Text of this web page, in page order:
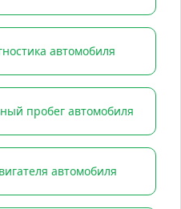
автомобиля
пробег автомобиля
автомобиля